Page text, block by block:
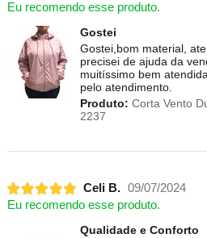
Eu recomendo esse produto.
Gostei
Gostei,bom material,
precisei de ajuda da
muitíssimo bem
pelo atendimento.
Produto: Corta Vento
2237
Celi B. 09/07/2024
Eu recomendo esse produto.
Qualidade e Conforto